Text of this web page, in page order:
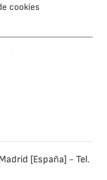
cookies
[España] - Tel.